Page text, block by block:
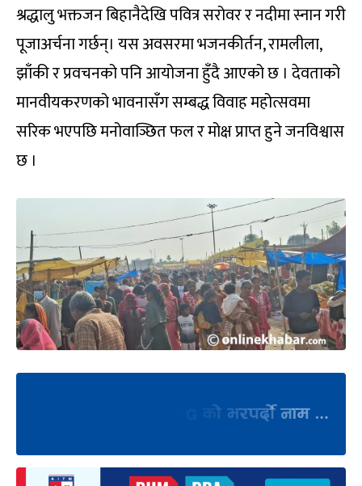
श्रद्धालु भक्तजन बिहानैदेखि पवित्र सरोवर र नदीमा स्नान गरी
पूजाअर्चना गर्छन्। यस अवसरमा भजनकीर्तन, रामलीला,
झाँकी र प्रवचनको पनि आयोजना हुँदै आएको छ । देवताको
मानवीयकरणको भावनासँग सम्बद्ध विवाह महोत्सवमा
सरिक भएपछि मनोवाञ्छित फल र मोक्ष प्राप्त हुने जनविश्वास
छ ।